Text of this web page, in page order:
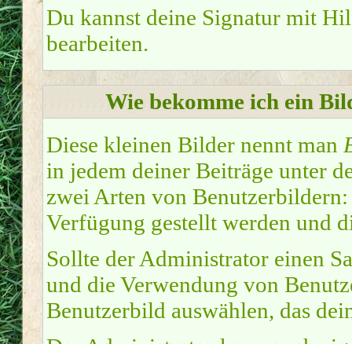
Du kannst deine Signatur mit
bearbeiten.
Wie bekomme ich ein
Diese kleinen Bilder nennt man
in jedem deiner Beiträge unter
zwei Arten von
Verfügung gestellt werden und
Sollte der Administrator einen
und die Verwendung von
Benutzerbild auswählen, das